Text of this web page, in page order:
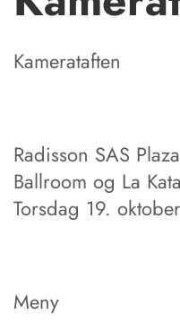
Kamerataften
Radisson SAS
Ballroom og La Kata
Torsdag 19.
Meny